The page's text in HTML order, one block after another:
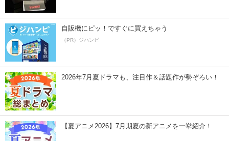
自販機にピッ！ですぐに買えちゃう
（PR）ジハンピ
2026年7月夏ドラマも、注目作＆話題作が勢ぞろい！
【夏アニメ2026】7月期夏の新アニメを一挙紹介！